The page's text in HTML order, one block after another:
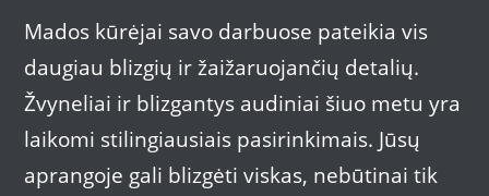
Mados kūrėjai savo darbuose pateikia vis
daugiau blizgių ir žaižaruojančių detalių.
Žvyneliai ir blizgantys audiniai šiuo metu yra
laikomi stilingiausiais pasirinkimais. Jūsų
aprangoje gali blizgėti viskas, nebūtinai tik